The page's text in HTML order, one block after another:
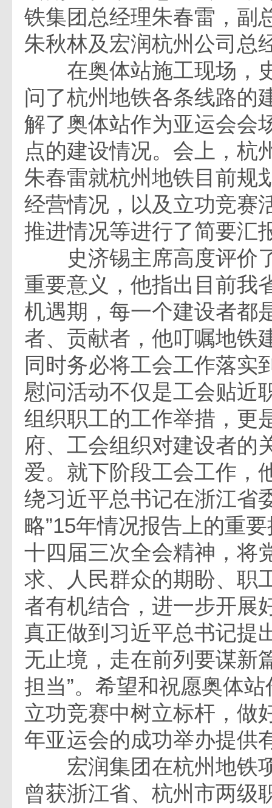
铁集团总经理朱春雷，副
朱秋林及宏润杭州公司总
在奥体站施工现场，
问了杭州地铁各条线路的
解了奥体站作为亚运会会
点的建设情况。会上，杭
朱春雷就杭州地铁目前规
经营情况，以及立功竞赛
推进情况等进行了简要汇
史济锡主席高度评价
重要意义，他指出目前我
机遇期，每一个建设者都
者、贡献者，他叮嘱地铁
同时务必将工会工作落实
慰问活动不仅是工会贴近
组织职工的工作举措，更
府、工会组织对建设者的
爱。就下阶段工会工作，
绕习近平总书记在浙江省
略”15年情况报告上的重
十四届三次全会精神，将
求、人民群众的期盼、职
者有机结合，进一步开展
真正做到习近平总书记提
无止境，走在前列要谋新
担当”。希望和祝愿奥体
立功竞赛中树立标杆，做
年亚运会的成功举办提供
宏润集团在杭州地铁
曾获浙江省、杭州市两级